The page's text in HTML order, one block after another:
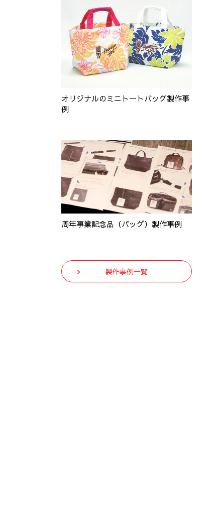
オリジナルのミニトートバッグ製作事
例
周年事業記念品（バッグ）製作事例
製作事例一覧